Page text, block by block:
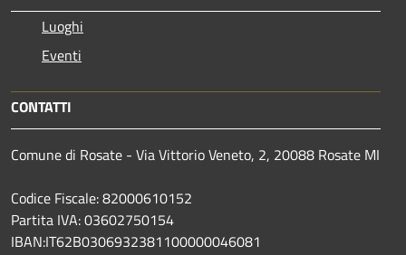
Luoghi
Eventi
CONTATTI
Comune di Rosate - Via Vittorio Veneto, 2, 20088 Rosate MI
Codice Fiscale: 82000610152
Partita IVA: 03602750154
IBAN:IT62B0306932381100000046081